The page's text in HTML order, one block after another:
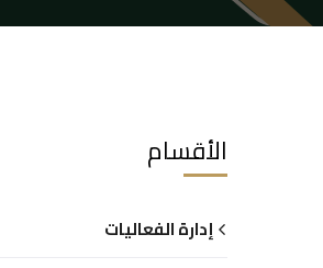
الأقسام
إدارة الفعاليات